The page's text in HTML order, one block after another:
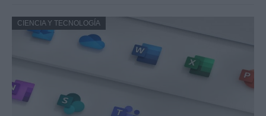
CIENCIA Y TECNOLOGÍA